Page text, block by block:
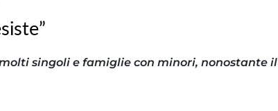
singoli e famiglie con minori, nonostante il